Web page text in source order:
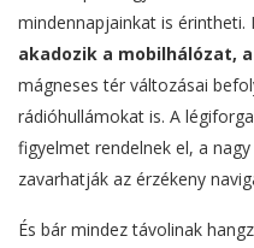
mindennapjainkat is
akadozik a mobilhálózat,
mágneses tér változásai
rádióhullámokat is. A
figyelmet rendelnek el, a
zavarhatják az érzékeny
És bár mindez távolinak